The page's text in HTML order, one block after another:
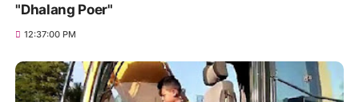
"Dhalang Poer"
12:37:00 PM